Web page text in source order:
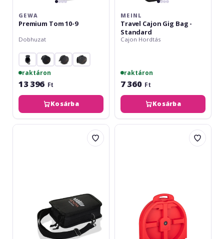
GEWA
Premium Tom 10-9
Dobhuzat
raktáron
13 396 Ft
Kosárba
MEINL
Travel Cajon Gig Bag -
Standard
Cajon Hordtás
raktáron
7 360 Ft
Kosárba
Hokema
Meinl